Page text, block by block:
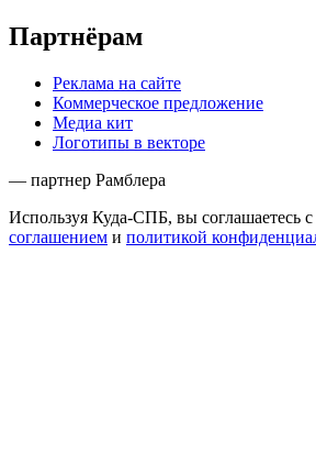
Партнёрам
Реклама на сайте
Коммерческое предложение
Медиа кит
Логотипы в векторе
— партнер Рамблера
Используя Куда-СПБ, вы соглашаетесь с
соглашением и политикой